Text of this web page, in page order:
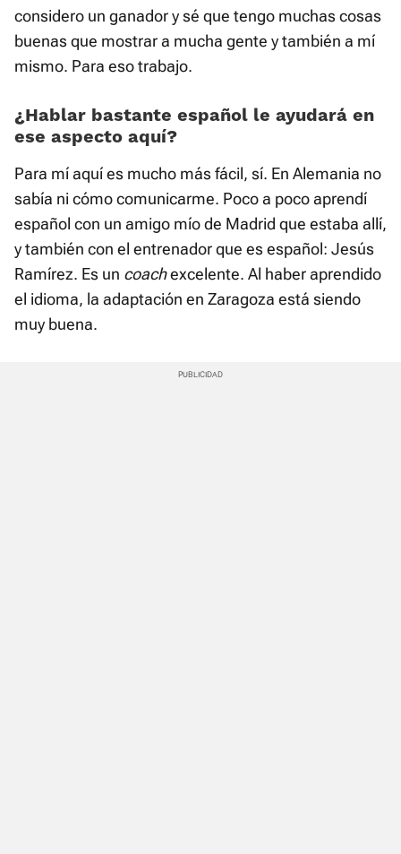
considero un ganador y sé que tengo muchas cosas
buenas que mostrar a mucha gente y también a mí
mismo. Para eso trabajo.
¿Hablar bastante español le ayudará en
ese aspecto aquí?
Para mí aquí es mucho más fácil, sí. En Alemania no
sabía ni cómo comunicarme. Poco a poco aprendí
español con un amigo mío de Madrid que estaba allí,
y también con el entrenador que es español: Jesús
Ramírez. Es un coachexcelente. Al haber aprendido
el idioma, la adaptación en Zaragoza está siendo
muy buena.